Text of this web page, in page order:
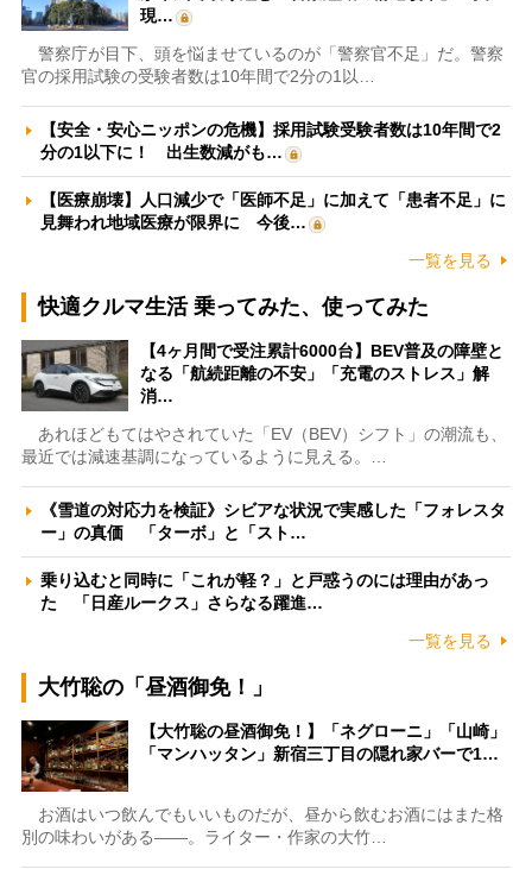
現…
警察庁が目下、頭を悩ませているのが「警察官不足」だ。警察
官の採用試験の受験者数は10年間で2分の1以…
【安全・安心ニッポンの危機】採用試験受験者数は10年間で2
分の1以下に！ 出生数減がも…
【医療崩壊】人口減少で「医師不足」に加えて「患者不足」に
見舞われ地域医療が限界に 今後…
一覧を見る
快適クルマ生活 乗ってみた、使ってみた
【4ヶ月間で受注累計6000台】BEV普及の障壁と
なる「航続距離の不安」「充電のストレス」解
消…
あれほどもてはやされていた「EV（BEV）シフト」の潮流も、
最近では減速基調になっているように見える。…
《雪道の対応力を検証》シビアな状況で実感した「フォレスタ
ー」の真価 「ターボ」と「スト…
乗り込むと同時に「これが軽？」と戸惑うのには理由があっ
た 「日産ルークス」さらなる躍進…
一覧を見る
大竹聡の「昼酒御免！」
【大竹聡の昼酒御免！】「ネグローニ」「山崎」
「マンハッタン」新宿三丁目の隠れ家バーで1…
お酒はいつ飲んでもいいものだが、昼から飲むお酒にはまた格
別の味わいがある――。ライター・作家の大竹…